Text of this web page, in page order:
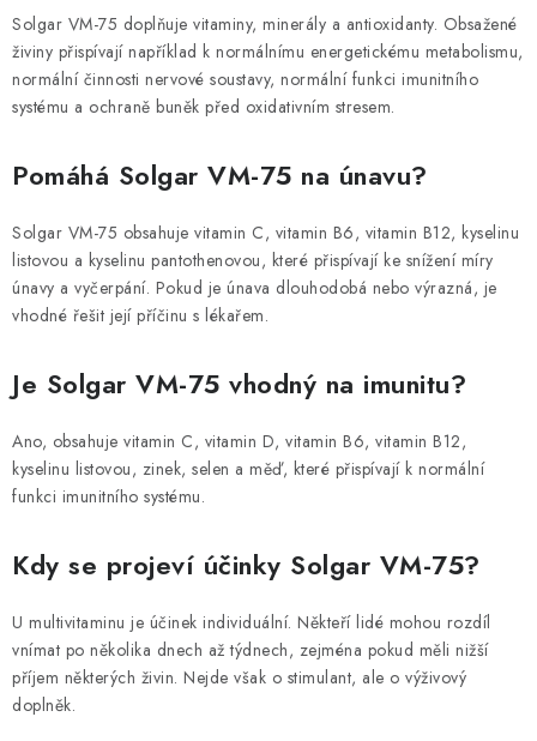
Solgar VM-75 doplňuje vitaminy, minerály a antioxidanty. Obsažené
živiny přispívají například k normálnímu energetickému metabolismu,
normální činnosti nervové soustavy, normální funkci imunitního
systému a ochraně buněk před oxidativním stresem.
Pomáhá Solgar VM-75 na únavu?
Solgar VM-75 obsahuje vitamin C, vitamin B6, vitamin B12, kyselinu
listovou a kyselinu pantothenovou, které přispívají ke snížení míry
únavy a vyčerpání. Pokud je únava dlouhodobá nebo výrazná, je
vhodné řešit její příčinu s lékařem.
Je Solgar VM-75 vhodný na imunitu?
Ano, obsahuje vitamin C, vitamin D, vitamin B6, vitamin B12,
kyselinu listovou, zinek, selen a měď, které přispívají k normální
funkci imunitního systému.
Kdy se projeví účinky Solgar VM-75?
U multivitaminu je účinek individuální. Někteří lidé mohou rozdíl
vnímat po několika dnech až týdnech, zejména pokud měli nižší
příjem některých živin. Nejde však o stimulant, ale o výživový
doplněk.